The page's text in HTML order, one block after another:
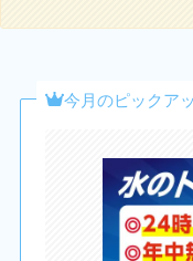
今月のピックア